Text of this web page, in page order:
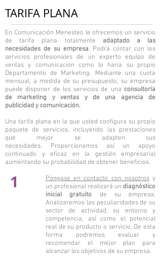
TARIFA PLANA
En Comunicación Menesteo le ofrecemos un servicio
de tarifa plana totalmente adaptado a las
necesidades de su empresa. Podrá contar con los
servicios profesionales de un experto equipo de
ventas y comunicación como lo haría su propio
Departamento de Marketing. Mediante una cuota
mensual, a medida de su presupuesto, su empresa
puede disponer de los servicios de una consultoría
de marketing y ventas y de una agencia de
publicidad y comunicación.
Una tarifa plana en la que usted configura su propio
paquete de servicios, incluyendo las prestaciones
que mejor se adapten sus
necesidades. Proporcionamos así un apoyo
continuado y eficaz en la gestión empresarial
aumentando su probabilidad de obtener beneficios.
Póngase en contacto con nosotrosy
un profesional realizará un diagnóstico
inicial gratuito de su empresa.
Analizaremos las peculiaridades de su
sector de actividad, su entorno y
competencia, así como el potencial
real de su producto o servicio. De esta
forma podremos evaluar y
recomendar el mejor plan para
alcanzar los objetivos de su empresa.
1